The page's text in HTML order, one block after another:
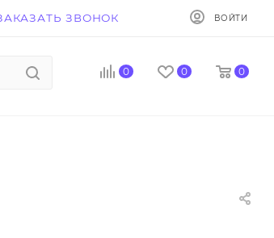
ЗВОНОК ВОЙТИ
0 0 0